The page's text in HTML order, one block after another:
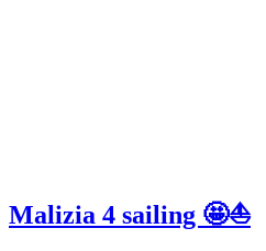
Malizia 4 sailing 🤩⛵️